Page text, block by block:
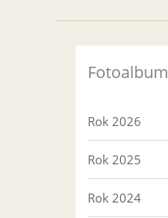
Fotoalbum
Rok 2026
Rok 2025
Rok 2024